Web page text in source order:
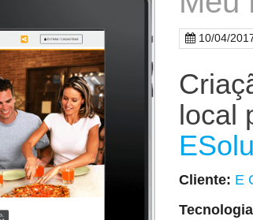
10/04/
local
Cliente: E